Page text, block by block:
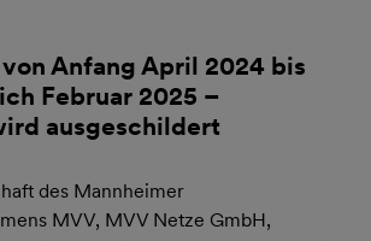
Anfang April 2024 bis
Februar 2025 –
ausgeschildert
des Mannheimer
MVV, MVV Netze GmbH,